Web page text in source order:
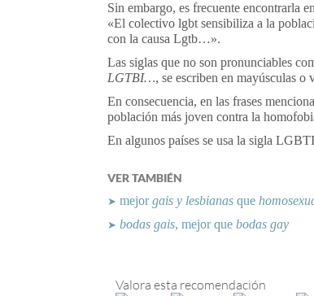
Sin embargo, es frecuente encontrarla
«El colectivo lgbt sensibiliza a la
con la causa Lgtb…».
Las siglas que no son pronunciables
LGTBI…, se escriben en mayúsculas o
En consecuencia, en las frases
población más joven contra la
En algunos países se usa la sigla
VER TAMBIÉN
➤ mejorgais y lesbianas que
➤ bodas gais, mejor que bodas gay
Valora esta recomendación